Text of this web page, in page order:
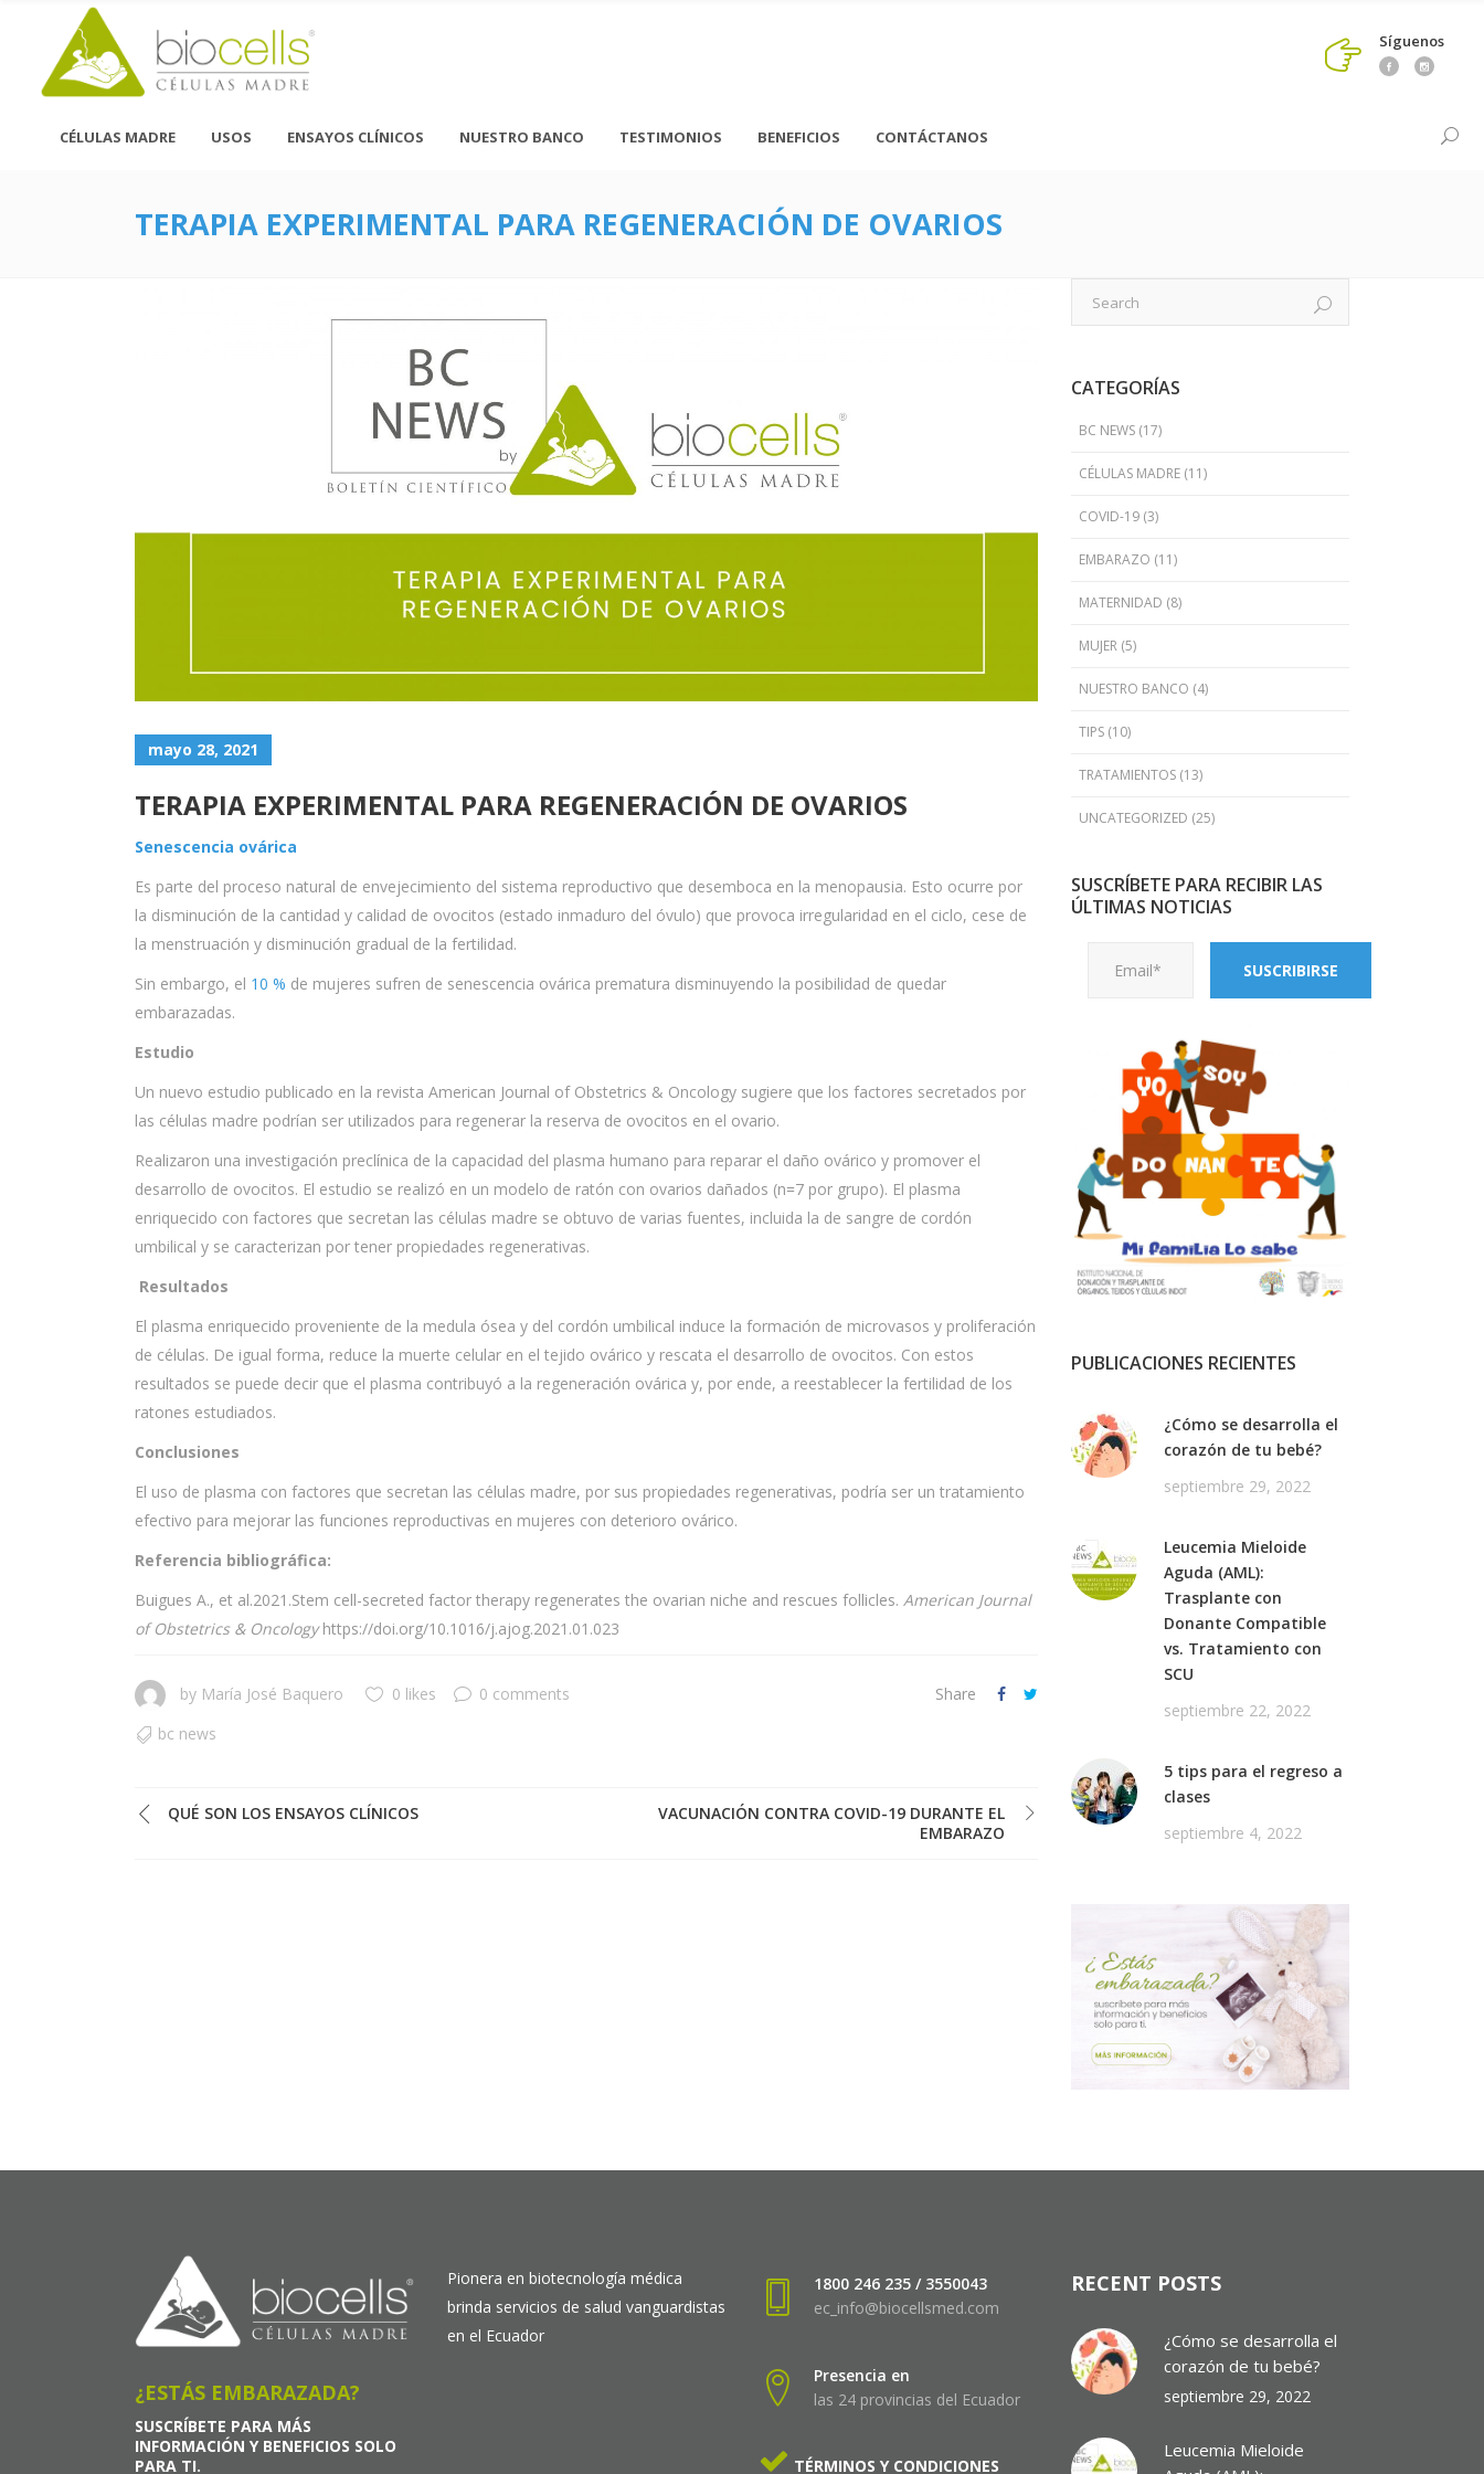
Síguenos
CÉLULAS MADRE USOS ENSAYOS CLÍNICOS NUESTRO BANCO TESTIMONIOS BENEFICIOS CONTÁCTANOS
TERAPIA EXPERIMENTAL PARA REGENERACIÓN DE OVARIOS
mayo 28, 2021
TERAPIA EXPERIMENTAL PARA REGENERACIÓN DE OVARIOS
Senescencia ovárica
Es parte del proceso natural de envejecimiento del sistema reproductivo que desemboca en la menopausia. Esto ocurre por
la disminución de la cantidad y calidad de ovocitos (estado inmaduro del óvulo) que provoca irregularidad en el ciclo, cese de
la menstruación y disminución gradual de la fertilidad.
Sin embargo, el 10 % de mujeres sufren de senescencia ovárica prematura disminuyendo la posibilidad de quedar
embarazadas.
Estudio
Un nuevo estudio publicado en la revista American Journal of Obstetrics & Oncology sugiere que los factores secretados por
las células madre podrían ser utilizados para regenerar la reserva de ovocitos en el ovario.
Realizaron una investigación preclínica de la capacidad del plasma humano para reparar el daño ovárico y promover el
desarrollo de ovocitos. El estudio se realizó en un modelo de ratón con ovarios dañados (n=7 por grupo). El plasma
enriquecido con factores que secretan las células madre se obtuvo de varias fuentes, incluida la de sangre de cordón
umbilical y se caracterizan por tener propiedades regenerativas.
Resultados
El plasma enriquecido proveniente de la medula ósea y del cordón umbilical induce la formación de microvasos y proliferación
de células. De igual forma, reduce la muerte celular en el tejido ovárico y rescata el desarrollo de ovocitos. Con estos
resultados se puede decir que el plasma contribuyó a la regeneración ovárica y, por ende, a reestablecer la fertilidad de los
ratones estudiados.
Conclusiones
El uso de plasma con factores que secretan las células madre, por sus propiedades regenerativas, podría ser un tratamiento
efectivo para mejorar las funciones reproductivas en mujeres con deterioro ovárico.
Referencia bibliográfica:
Buigues A., et al.2021.Stem cell-secreted factor therapy regenerates the ovarian niche and rescues follicles. American Journal
of Obstetrics & Oncologyhttps://doi.org/10.1016/j.ajog.2021.01.023
by María José Baquero 0 likes
0 comments
bc news
Share
QUÉ SON LOS ENSAYOS CLÍNICOS
VACUNACIÓN CONTRA COVID-19 DURANTE EL
EMBARAZO
CATEGORÍAS
BC NEWS(17)
CÉLULAS MADRE(11)
COVID-19(3)
EMBARAZO (11)
MATERNIDAD (8)
MUJER(5)
NUESTRO BANCO (4)
TIPS(10)
TRATAMIENTOS(13)
UNCATEGORIZED (25)
SUSCRÍBETE PARA RECIBIR LAS
ÚLTIMAS NOTICIAS
PUBLICACIONES RECIENTES
¿Cómo se desarrolla el
corazón de tu bebé?
septiembre 29, 2022
Leucemia Mieloide
Aguda (AML):
Trasplante con
Donante Compatible
vs. Tratamiento con
SCU
septiembre 22, 2022
5 tips para el regreso a
clases
septiembre 4, 2022
¿ESTÁS EMBARAZADA?
SUSCRÍBETE PARA MÁS
INFORMACIÓN Y BENEFICIOS SOLO
PARA TI.
Pionera en biotecnología médica
brinda servicios de salud vanguardistas
en el Ecuador
1800 246 235 / 3550043
ec_info@biocellsmed.com
Presencia en
las 24 provincias del Ecuador
TÉRMINOS Y CONDICIONES
RECENT POSTS
¿Cómo se desarrolla el
corazón de tu bebé?
septiembre 29, 2022
Leucemia Mieloide